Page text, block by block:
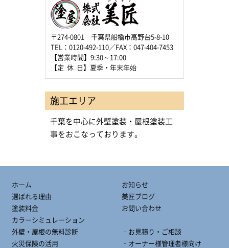
〒274-0801 千葉県船橋市高野台5-8-10
TEL：0120-492-110／FAX：047-404-7453
【営業時間】9:30～17:00
【定 休 日】夏季・年末年始
施工エリア
千葉を中心に外壁塗装・屋根塗装工
事をおこなっております。
ホーム
選ばれる理由
塗装料金
カラーシミュレーション
外壁・屋根の無料診断
火災保険の活用
お知らせ
美匠ブログ
お問い合わせ
‐お見積り・ご相談
‐オーナー様管理者様向け